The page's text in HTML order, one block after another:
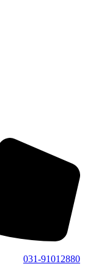
031-91012880